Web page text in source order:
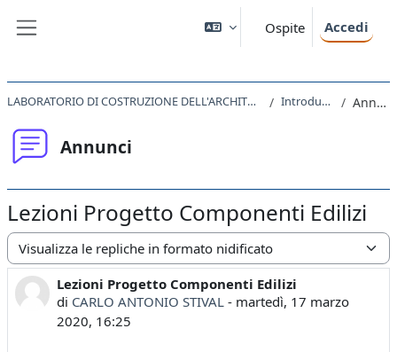
Ospite Accedi
LABORATORIO DI COSTRUZIONE DELL'ARCHITETTURA II 2020 Introduzione Annunci
Annunci
Lezioni Progetto Componenti Edilizi
Modalità visualizzazione
Lezioni Progetto Componenti Edilizi
di CARLO ANTONIO STIVAL - martedì, 17 marzo
2020, 16:25
Numero di risposte: 0